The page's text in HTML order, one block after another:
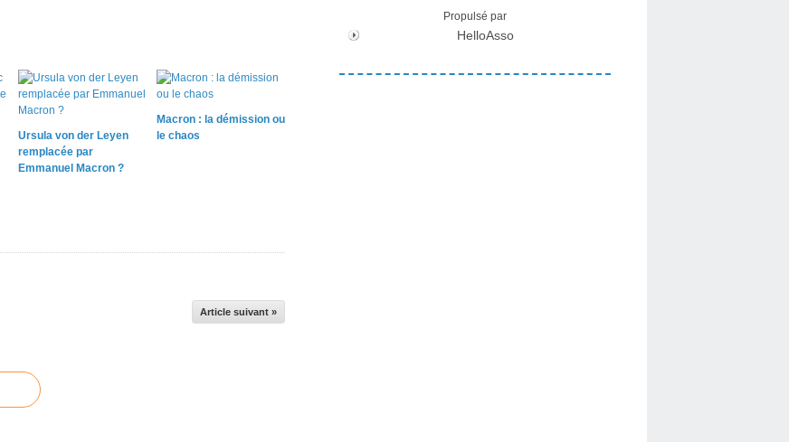
Ursula von der Leyen
remplacée par
Emmanuel Macron ?
Macron : la démission ou
le chaos
Article suivant »
Propulsé par
HelloAsso